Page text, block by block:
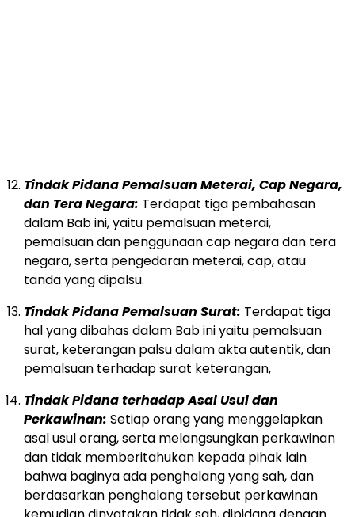
Tindak Pidana Pemalsuan Meterai, Cap Negara,
dan Tera Negara: Terdapat tiga pembahasan
dalam Bab ini, yaitu pemalsuan meterai,
pemalsuan dan penggunaan cap negara dan tera
negara, serta pengedaran meterai, cap, atau
tanda yang dipalsu.
Tindak Pidana Pemalsuan Surat: Terdapat tiga
hal yang dibahas dalam Bab ini yaitu pemalsuan
surat, keterangan palsu dalam akta autentik, dan
pemalsuan terhadap surat keterangan,
Tindak Pidana terhadap Asal Usul dan
Perkawinan: Setiap orang yang menggelapkan
asal usul orang, serta melangsungkan perkawinan
dan tidak memberitahukan kepada pihak lain
bahwa baginya ada penghalang yang sah, dan
berdasarkan penghalang tersebut perkawinan